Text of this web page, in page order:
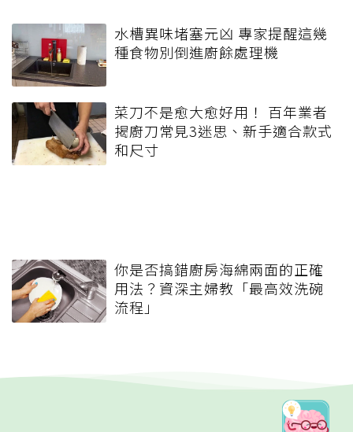
水槽異味堵塞元凶 專家提醒這幾
種食物別倒進廚餘處理機
菜刀不是愈大愈好用！ 百年業者
揭廚刀常見3迷思、新手適合款式
和尺寸
你是否搞錯廚房海綿兩面的正確
用法？資深主婦教「最高效洗碗
流程」